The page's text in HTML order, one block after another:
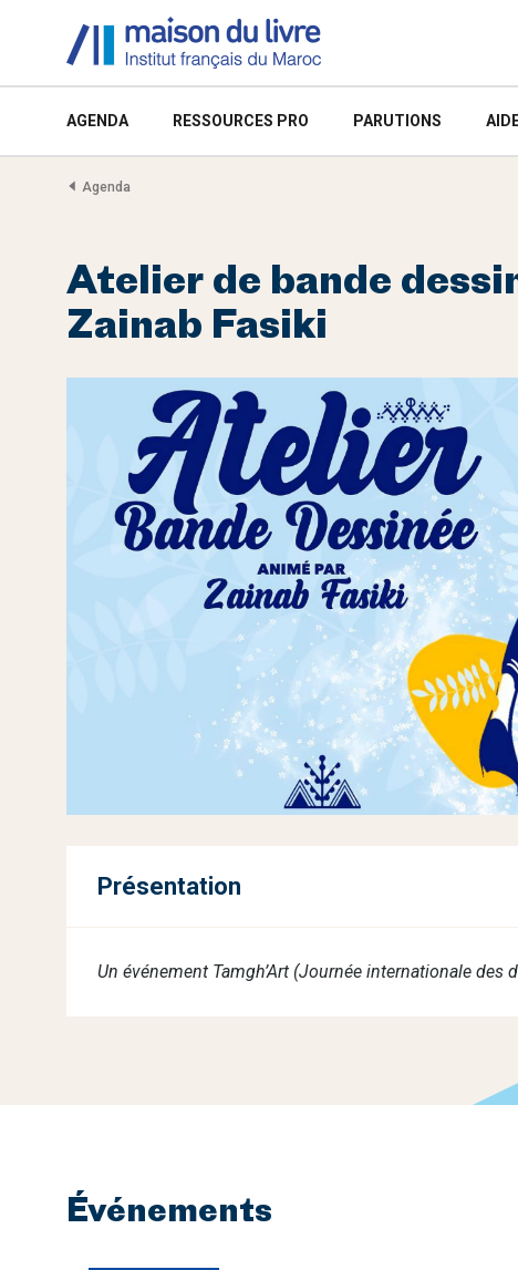
AGENDA RESSOURCES PRO PARUTIONS
Agenda
Atelier de bande
Zainab Fasiki
Présentation
Un événement Tamgh’Art (Journée internationale des
Événements